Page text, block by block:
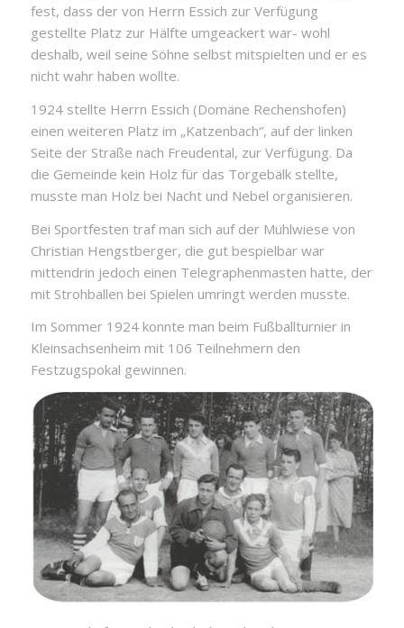
fest, dass der von Herrn Essich zur Verfügung
gestellte Platz zur Hälfte umgeackert war- wohl
deshalb, weil seine Söhne selbst mitspielten und er es
nicht wahr haben wollte.
1924 stellte Herrn Essich (Domäne Rechenshofen)
einen weiteren Platz im „Katzenbach“, auf der linken
Seite der Straße nach Freudental, zur Verfügung. Da
die Gemeinde kein Holz für das Torgebälk stellte,
musste man Holz bei Nacht und Nebel organisieren.
Bei Sportfesten traf man sich auf der Mühlwiese von
Christian Hengstberger, die gut bespielbar war
mittendrin jedoch einen Telegraphenmasten hatte, der
mit Strohballen bei Spielen umringt werden musste.
Im Sommer 1924 konnte man beim Fußballturnier in
Kleinsachsenheim mit 106 Teilnehmern den
Festzugspokal gewinnen.